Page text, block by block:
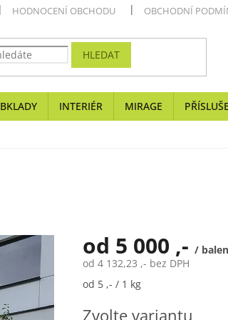
HODNOCENÍ OBCHODU OBCHODNÍ
HLEDAT
INTERIÉR MIRAGE
od 5 000 ,- /
od 4 132,23 ,- bez DPH
Měrná
od 5 ,- / 1 kg
Zvolte variantu